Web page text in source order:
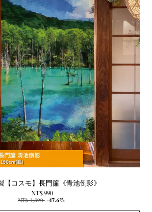
【コスモ】長門簾《青池倒影》
NT$ 990
NT$ 1,890 -47.6%